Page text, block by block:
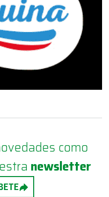
como
newsletter